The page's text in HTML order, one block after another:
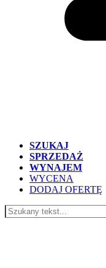
SZUKAJ
SPRZEDAŻ
WYNAJEM
WYCENA
DODAJ OFERTĘ